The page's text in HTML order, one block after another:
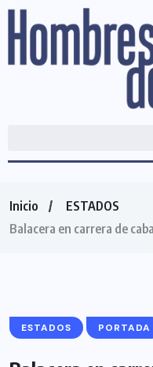
Inicio
ESTADOS
Balacera en carrera de
ESTADOS PORTADA